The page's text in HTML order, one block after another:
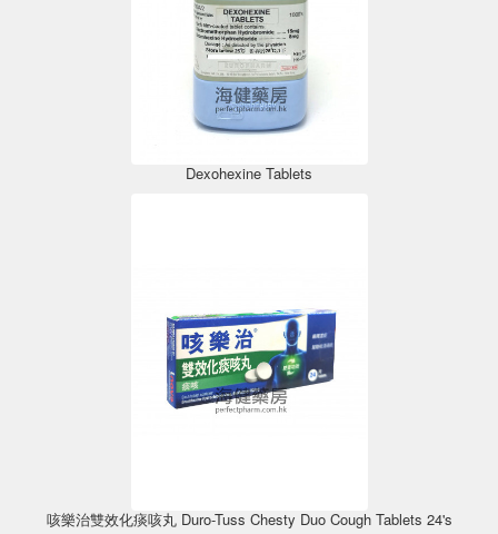
Dexohexine Tablets
咳樂治雙效化痰咳丸 Duro-Tuss Chesty Duo Cough Tablets 24's